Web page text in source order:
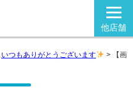
他店舗
いつもありがとうございます > 【画